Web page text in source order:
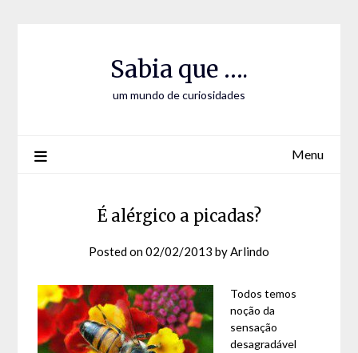
Sabia que ….
um mundo de curiosidades
Menu
É alérgico a picadas?
Posted on02/02/2013 byArlindo
Todos temos
noção da
sensação
desagradável